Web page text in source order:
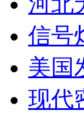
信号
美国
现代